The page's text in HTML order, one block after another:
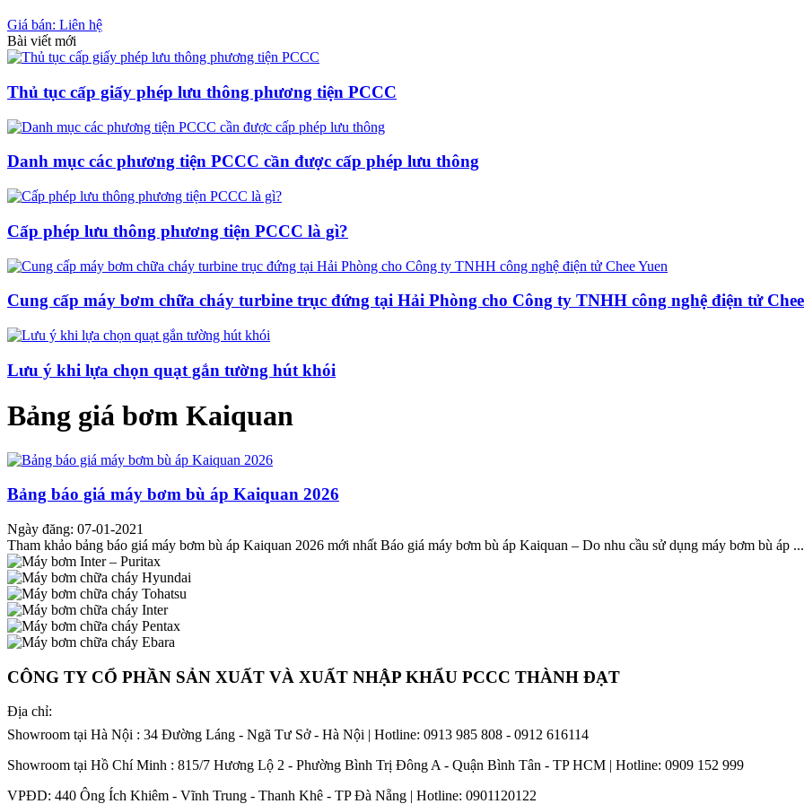
Giá bán: Liên hệ
Bài viết mới
Thủ tục cấp giấy phép lưu thông phương tiện PCCC
Danh mục các phương tiện PCCC cần được cấp phép lưu thông
Cấp phép lưu thông phương tiện PCCC là gì?
Cung cấp máy bơm chữa cháy turbine trục đứng tại Hải Phòng cho Công ty TNHH công nghệ điện tử
Lưu ý khi lựa chọn quạt gắn tường hút khói
Bảng giá bơm Kaiquan
Bảng báo giá máy bơm bù áp Kaiquan 2026
Ngày đăng: 07-01-2021
Tham khảo bảng báo giá máy bơm bù áp Kaiquan 2026 mới nhất Báo giá máy bơm bù áp Kaiquan – Do nhu cầu sử dụng máy bơm bù áp ...
CÔNG TY CỔ PHẦN SẢN XUẤT VÀ XUẤT NHẬP KHẨU PCCC THÀNH ĐẠT
Địa chỉ:
Showroom tại Hà Nội : 34 Đường Láng - Ngã Tư Sở - Hà Nội | Hotline: 0913 985 808 - 0912 616114
Showroom tại Hồ Chí Minh : 815/7 Hương Lộ 2 - Phường Bình Trị Đông A - Quận Bình Tân - TP HCM | Hotline: 0909 152 999
VPĐD: 440 Ông Ích Khiêm - Vĩnh Trung - Thanh Khê - TP Đà Nẵng | Hotline: 0901120122